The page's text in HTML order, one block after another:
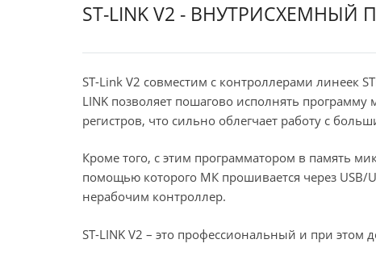
ST-LINK V2 - ВНУТРИСХЕМНЫЙ
ST-Link V2 совместим с контроллерами линеек
LINK позволяет пошагово исполнять
регистров, что сильно облегчает работу с
Кроме того, с этим программатором в память
помощью которого МК прошивается через USB/
нерабочим контроллер.
ST-LINK V2 – это профессиональный и при этом